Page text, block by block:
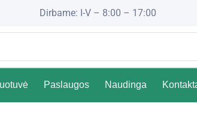
Dirbame: I-V – 8:00 – 17:00
Paslaugos Naudinga